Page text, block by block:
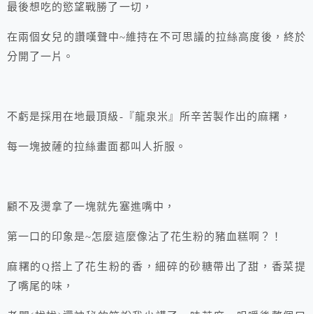
最後想吃的慾望戰勝了一切，
在兩個女兒的讚嘆聲中~維持在不可思議的拉絲高度後，終於
分開了一片。
不虧是採用在地最頂級-『龍泉米』所辛苦製作出的麻糬，
每一塊披薩的拉絲畫面都叫人折服。
顧不及燙拿了一塊就先塞進嘴中，
第一口的印象是~怎麼這麼像沾了花生粉的豬血糕啊？！
麻糬的Q搭上了花生粉的香，細碎的砂糖帶出了甜，香菜提
了嘴尾的味，